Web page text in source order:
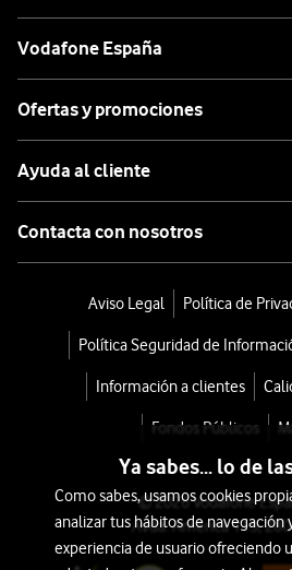
Vodafone España
Ofertas y promociones
Ayuda al cliente
Contacta con nosotros
Aviso Legal Política de
Política Seguridad de
Información a clientes
Fondos Públicos
© 2026 Vodafone
Avda. América 115,
Ya sabes... lo de
Como sabes, usamos cookies
analizar tus hábitos de navegación
experiencia de usuario ofreciendo